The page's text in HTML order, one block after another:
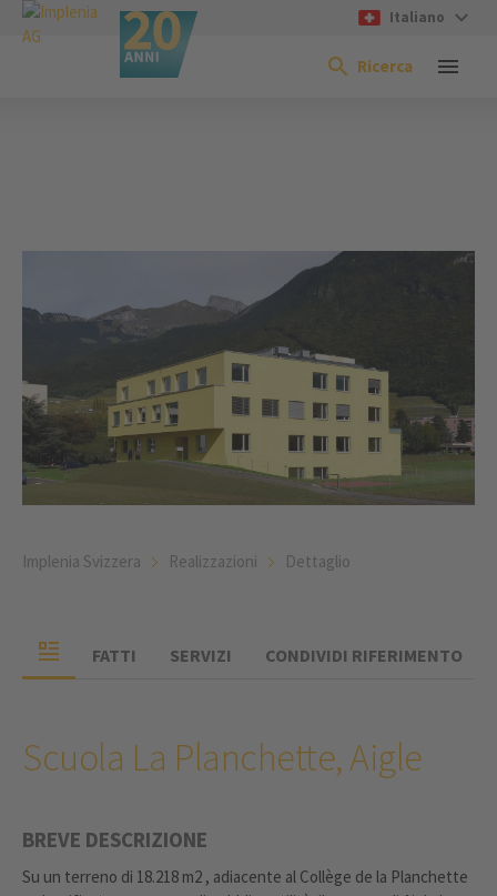
Italiano
Ricerca
Implenia Svizzera Realizzazioni Dettaglio
FATTI SERVIZI CONDIVIDI RIFERIMENTO
Scuola La Planchette, Aigle
BREVE DESCRIZIONE
Su un terreno di 18.218 m2 , adiacente al Collège de la Planchette